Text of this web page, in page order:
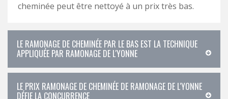
cheminée peut être nettoyé à un prix très bas.
LE RAMONAGE DE CHEMINÉE PAR LE BAS EST LA TECHNIQUE
APPLIQUÉE PAR RAMONAGE DE L'YONNE
LE PRIX RAMONAGE DE CHEMINÉE DE RAMONAGE DE L'YONNE
DÉFIE LA CONCURRENCE